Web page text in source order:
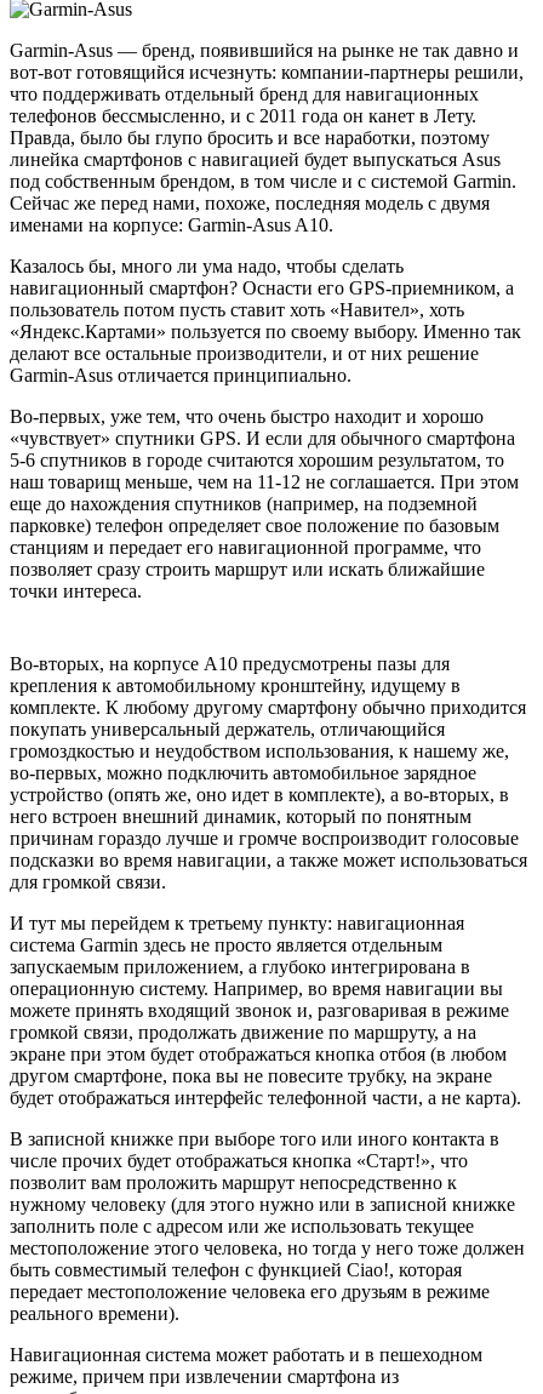
Garmin-Asus — бренд, появившийся на рынке не так давно и
вот-вот готовящийся исчезнуть: компании-партнеры решили,
что поддерживать отдельный бренд для навигационных
телефонов бессмысленно, и с 2011 года он канет в Лету.
Правда, было бы глупо бросить и все наработки, поэтому
линейка смартфонов с навигацией будет выпускаться Asus
под собственным брендом, в том числе и с системой Garmin.
Сейчас же перед нами, похоже, последняя модель с двумя
именами на корпусе: Garmin-Asus A10.
Казалось бы, много ли ума надо, чтобы сделать
навигационный смартфон? Оснасти его GPS-приемником, а
пользователь потом пусть ставит хоть «Навител», хоть
«Яндекс.Картами» пользуется по своему выбору. Именно так
делают все остальные производители, и от них решение
Garmin-Asus отличается принципиально.
Во-первых, уже тем, что очень быстро находит и хорошо
«чувствует» спутники GPS. И если для обычного смартфона
5-6 спутников в городе считаются хорошим результатом, то
наш товарищ меньше, чем на 11-12 не соглашается. При этом
еще до нахождения спутников (например, на подземной
парковке) телефон определяет свое положение по базовым
станциям и передает его навигационной программе, что
позволяет сразу строить маршрут или искать ближайшие
точки интереса.
Во-вторых, на корпусе A10 предусмотрены пазы для
крепления к автомобильному кронштейну, идущему в
комплекте. К любому другому смартфону обычно приходится
покупать универсальный держатель, отличающийся
громоздкостью и неудобством использования, к нашему же,
во-первых, можно подключить автомобильное зарядное
устройство (опять же, оно идет в комплекте), а во-вторых, в
него встроен внешний динамик, который по понятным
причинам гораздо лучше и громче воспроизводит голосовые
подсказки во время навигации, а также может использоваться
для громкой связи.
И тут мы перейдем к третьему пункту: навигационная
система Garmin здесь не просто является отдельным
запускаемым приложением, а глубоко интегрирована в
операционную систему. Например, во время навигации вы
можете принять входящий звонок и, разговаривая в режиме
громкой связи, продолжать движение по маршруту, а на
экране при этом будет отображаться кнопка отбоя (в любом
другом смартфоне, пока вы не повесите трубку, на экране
будет отображаться интерфейс телефонной части, а не карта).
В записной книжке при выборе того или иного контакта в
числе прочих будет отображаться кнопка «Старт!», что
позволит вам проложить маршрут непосредственно к
нужному человеку (для этого нужно или в записной книжке
заполнить поле с адресом или же использовать текущее
местоположение этого человека, но тогда у него тоже должен
быть совместимый телефон с функцией Ciao!, которая
передает местоположение человека его друзьям в режиме
реального времени).
Навигационная система может работать и в пешеходном
режиме, причем при извлечении смартфона из